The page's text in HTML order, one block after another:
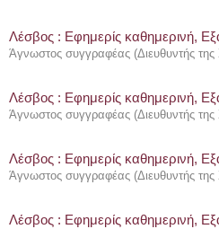
Λέσβος : Eφημερίς καθημερινή,
Άγνωστος συγγραφέας (Διευθυντής
Λέσβος : Eφημερίς καθημερινή,
Άγνωστος συγγραφέας (Διευθυντής
Λέσβος : Eφημερίς καθημερινή,
Άγνωστος συγγραφέας (Διευθυντής
Λέσβος : Eφημερίς καθημερινή,